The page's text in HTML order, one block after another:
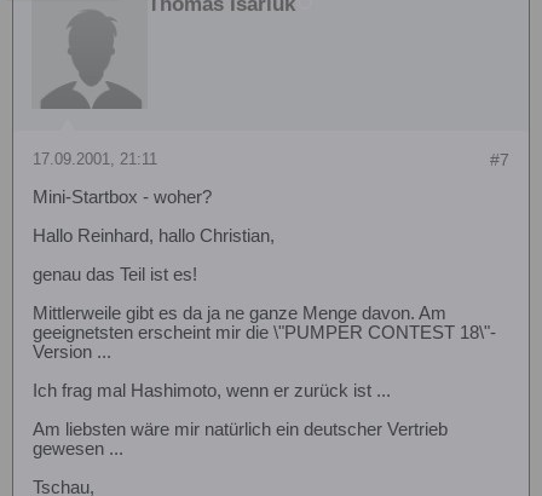
#7
17.09.2001, 21:11
Mini-Startbox - woher?
Hallo Reinhard, hallo Christian,
genau das Teil ist es!
Mittlerweile gibt es da ja ne ganze Menge davon. Am
geeignetsten erscheint mir die \"PUMPER CONTEST 18\"-
Version ...
Ich frag mal Hashimoto, wenn er zurück ist ...
Am liebsten wäre mir natürlich ein deutscher Vertrieb
gewesen ...
Tschau,